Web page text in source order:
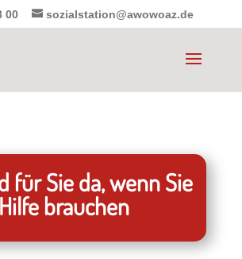
00 sozialstation@awowoaz.de
für Sie da, wenn Sie
Hilfe brauchen